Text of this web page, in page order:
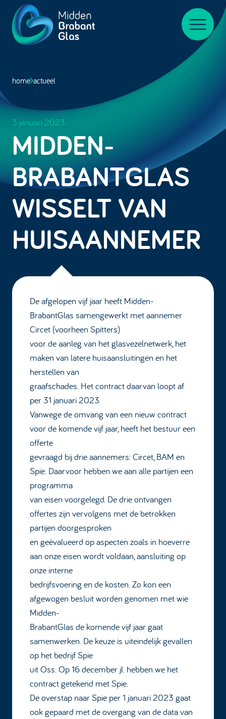
Midden-
BrabantGlas
Menu
home actueel
3 januari 2023
MIDDEN-
BRABANTGLAS
WISSELT VAN
HUISAANNEMER
De afgelopen vijf jaar heeft Midden-
BrabantGlas samengewerkt met aannemer
Circet (voorheen Spitters)
voor de aanleg van het glasvezelnetwerk, het
maken van latere huisaansluitingen en het
herstellen van
graafschades. Het contract daarvan loopt af
per 31 januari 2023.
Vanwege de omvang van een nieuw contract
voor de komende vijf jaar, heeft het bestuur een
offerte
gevraagd bij drie aannemers: Circet, BAM en
Spie. Daarvoor hebben we aan alle partijen een
programma
van eisen voorgelegd. De drie ontvangen
offertes zijn vervolgens met de betrokken
partijen doorgesproken
en geëvalueerd op aspecten zoals in hoeverre
aan onze eisen wordt voldaan, aansluiting op
onze interne
bedrijfsvoering en de kosten. Zo kon een
afgewogen besluit worden genomen met wie
Midden-
BrabantGlas de komende vijf jaar gaat
samenwerken. De keuze is uiteindelijk gevallen
op het bedrijf Spie
uit Oss. Op 16 december jl. hebben we het
contract getekend met Spie.
De overstap naar Spie per 1 januari 2023 gaat
ook gepaard met de overgang van de data van